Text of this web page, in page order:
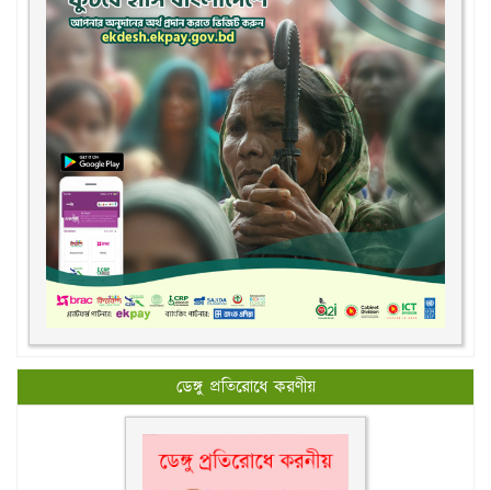
ডেঙ্গু প্রতিরোধে করণীয়